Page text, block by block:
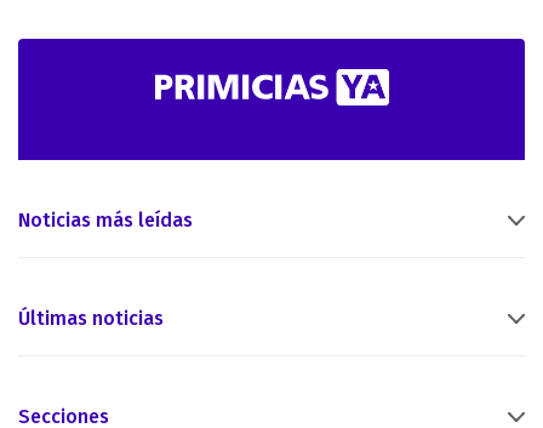
Noticias más leídas
Últimas noticias
Secciones